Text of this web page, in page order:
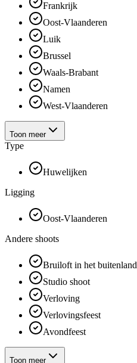
Frankrijk
Oost-Vlaanderen
Luik
Brussel
Waals-Brabant
Namen
West-Vlaanderen
Toon meer
Type
Huwelijken
Ligging
Oost-Vlaanderen
Andere shoots
Bruiloft in het buitenland
Studio shoot
Verloving
Verlovingsfeest
Avondfeest
Toon meer